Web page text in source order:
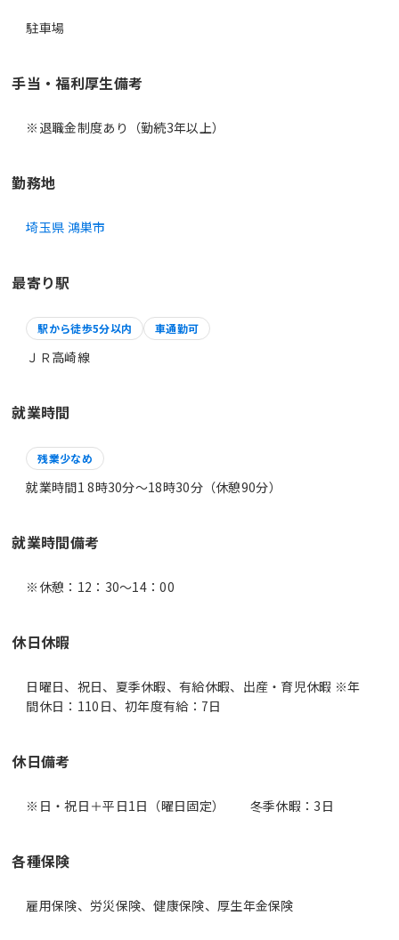
駐車場
手当・福利厚生備考
勤務地
埼玉県 鴻巣市
最寄り駅
駅から徒歩5分以内 車通勤可
ＪＲ高崎線
就業時間
残業少なめ
就業時間1 8時30分〜18時30分（休憩90分）
就業時間備考
休日休暇
日曜日、祝日、夏季休暇、有給休暇、出産・育児休暇 ※年
間休日：110日、初年度有給：7日
休日備考
※日・祝日＋平日1日（曜日固定） 冬季休暇：3日
各種保険
雇用保険、労災保険、健康保険、厚生年金保険